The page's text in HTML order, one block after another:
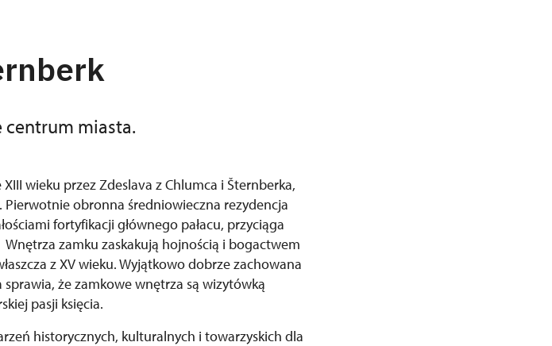
centrum miasta.
wieku przez Zdeslava z Chlumca i Šternberka,
Pierwotnie obronna średniowieczna rezydencja
fortyfikacji głównego pałacu, przyciąga
zamku zaskakują hojnością i bogactwem
z XV wieku. Wyjątkowo dobrze zachowana
że zamkowe wnętrza są wizytówką
pasji księcia.
historycznych, kulturalnych i towarzyskich dla